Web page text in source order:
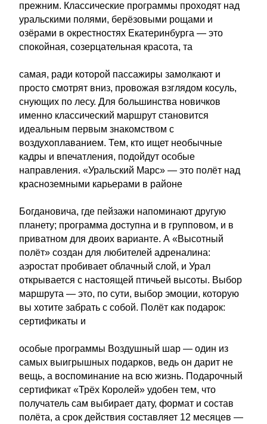
прежним. Классические программы проходят над
уральскими полями, берёзовыми рощами и
озёрами в окрестностях Екатеринбурга — это
спокойная, созерцательная красота, та
самая, ради которой пассажиры замолкают и
просто смотрят вниз, провожая взглядом косуль,
снующих по лесу. Для большинства новичков
именно классический маршрут становится
идеальным первым знакомством с
воздухоплаванием. Тем, кто ищет необычные
кадры и впечатления, подойдут особые
направления. «Уральский Марс» — это полёт над
красноземными карьерами в районе
Богдановича, где пейзажи напоминают другую
планету; программа доступна и в групповом, и в
приватном для двоих варианте. А «Высотный
полёт» создан для любителей адреналина:
аэростат пробивает облачный слой, и Урал
открывается с настоящей птичьей высоты. Выбор
маршрута — это, по сути, выбор эмоции, которую
вы хотите забрать с собой. Полёт как подарок:
сертификаты и
особые программы Воздушный шар — один из
самых выигрышных подарков, ведь он дарит не
вещь, а воспоминание на всю жизнь. Подарочный
сертификат «Трёх Королей» удобен тем, что
получатель сам выбирает дату, формат и состав
полёта, а срок действия составляет 12 месяцев —